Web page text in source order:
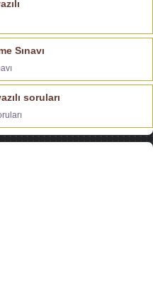
Sınavı
soruları